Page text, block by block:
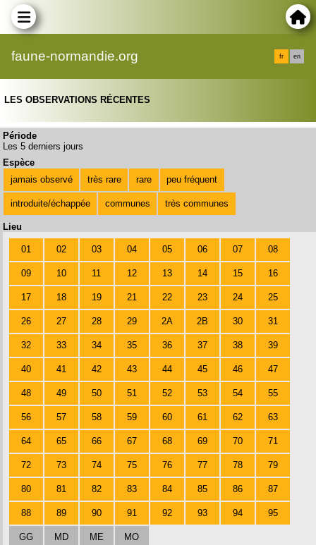
faune-normandie.org fr en
LES OBSERVATIONS RÉCENTES
Période
Les 5 derniers jours
Espèce
jamais observé
très rare rare peu fréquent
introduite/échappée communes très communes
Lieu
01 02 03 04 05 06 07 08
09 10 11 12 13 14 15 16
17 18 19 21 22 23 24 25
26 27 28 29 2A 2B 30 31
32 33 34 35 36 37 38 39
40 41 42 43 44 45 46 47
48 49 50 51 52 53 54 55
56 57 58 59 60 61 62 63
64 65 66 67 68 69 70 71
72 73 74 75 76 77 78 79
80 81 82 83 84 85 86 87
88 89 90 91 92 93 94 95
GG MD ME MO